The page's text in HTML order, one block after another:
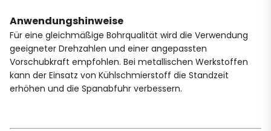
Anwendungshinweise
Für eine gleichmäßige Bohrqualität wird die Verwendung
geeigneter Drehzahlen und einer angepassten
Vorschubkraft empfohlen. Bei metallischen Werkstoffen
kann der Einsatz von Kühlschmierstoff die Standzeit
erhöhen und die Spanabfuhr verbessern.